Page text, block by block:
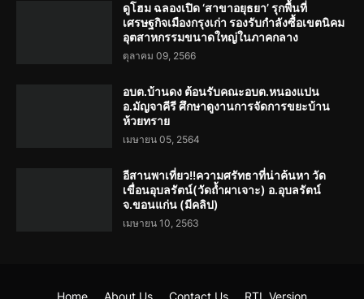
ดูโฮม ฉลองเปิด ‘สาขาอยุธยา’ รุกพื้นที่
เศรษฐกิจเมืองกรุงเก่า รองรับกำลังซื้อเขตนิคม
อุตสาหกรรมขนาดใหญ่ในภาคกลาง
ตุลาคม 09, 2566
อบต.บ้านดง ต้อนรับคณะอบต.หนองแปน
อ.มัญจาคีรี ศึกษาดูงานการจัดการขยะบ้าน
ห้วยทราย
เมษายน 05, 2564
อีสานพาเที่ยว!!ความศรัทธาที่น่าค้นหา วัด
เขื่อนอุบลรัตน์(วัดถ้ำผาเจาะ) อ.อุบลรัตน์
จ.ขอนแก่น (มีคลิป)
เมษายน 10, 2563